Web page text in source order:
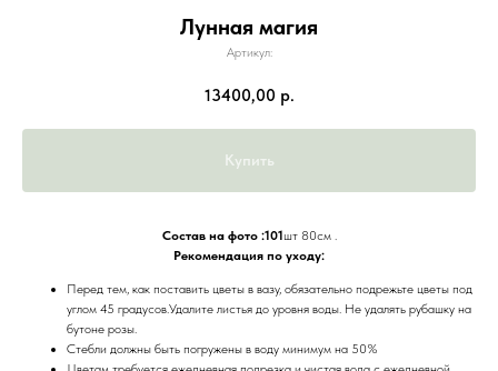
Лунная магия
Артикул:
13400,00 р.
Купить
Состав на фото :101шт 80см .
Рекомендация по уходу:
Перед тем, как поставить цветы в вазу, обязательно подрежьте цветы под
углом 45 градусов.Удалите листья до уровня воды. Не удалять рубашку на
бутоне розы.
Стебли должны быть погружены в воду минимум на 50%